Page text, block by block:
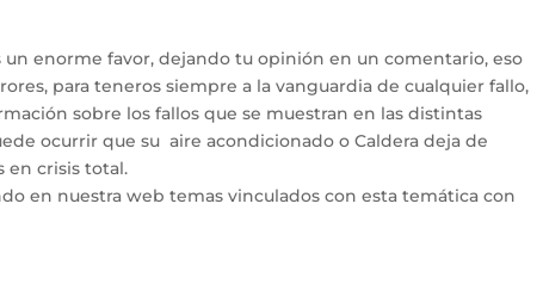
un enorme favor, dejando tu opinión en un comentario, eso
para teneros siempre a la vanguardia de cualquier fallo,
sobre los fallos que se muestran en las distintas
ocurrir que su aire acondicionado o Caldera deja de
en crisis total.
en nuestra web temas vinculados con esta temática con